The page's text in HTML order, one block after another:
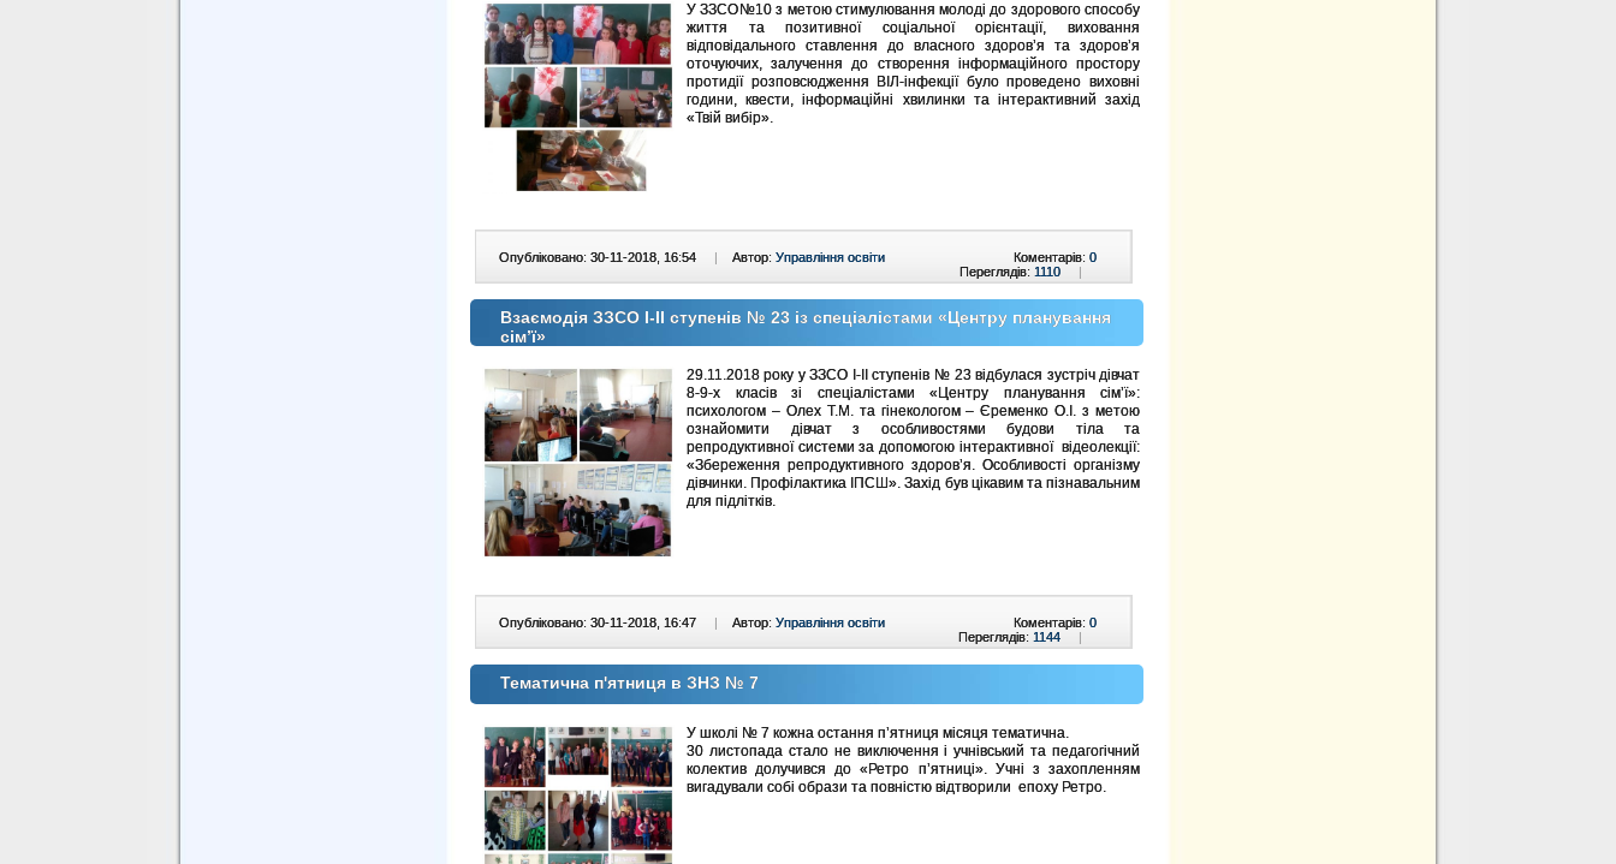
У ЗЗСО№10 з метою стимулювання молоді до здорового способу
життя та позитивної соціальної орієнтації, виховання
відповідального ставлення до власного здоров’я та здоров’я
оточуючих, залучення до створення інформаційного простору
протидії розповсюдження ВІЛ-інфекції було проведено виховні
години, квести, інформаційні хвилинки та інтерактивний захід
«Твій вибір».
Опубліковано: 30-11-2018, 16:54 | Автор: Управління освіти Коментарів: 0
Переглядів: 1110 |
Взаємодія ЗЗСО І-ІІ ступенів № 23 із спеціалістами «Центру планування
сім’ї»
29.11.2018 року у ЗЗСО І-ІІ ступенів № 23 відбулася зустріч дівчат
8-9-х класів зі спеціалістами «Центру планування сім’ї»:
психологом – Олех Т.М. та гінекологом – Єременко О.І. з метою
ознайомити дівчат з особливостями будови тіла та
репродуктивної системи за допомогою інтерактивної відеолекції:
«Збереження репродуктивного здоров’я. Особливості організму
дівчинки. Профілактика ІПСШ». Захід був цікавим та пізнавальним
для підлітків.
Опубліковано: 30-11-2018, 16:47 | Автор: Управління освіти Коментарів: 0
Переглядів: 1144 |
Тематична п'ятниця в ЗНЗ № 7
У школі № 7 кожна остання п’ятниця місяця тематична.
30 листопада стало не виключення і учнівський та педагогічний
колектив долучився до «Ретро п’ятниці». Учні з захопленням
вигадували собі образи та повністю відтворили епоху Ретро.